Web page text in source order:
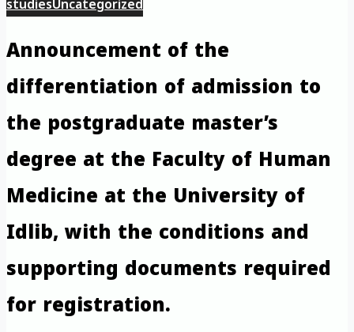
Announcement of the
differentiation of admission to
the postgraduate master’s
degree at the Faculty of Human
Medicine at the University of
Idlib, with the conditions and
supporting documents required
for registration.